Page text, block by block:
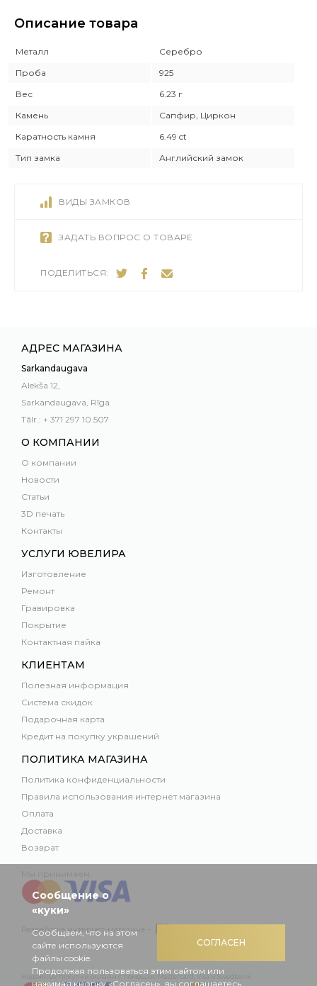
Описание товара
Металл
Серебро
Проба
925
Вес
6.23 г
Камень
Сапфир, Циркон
Каратность камня
6.49 ct
Тип замка
Английский замок
ВИДЫ ЗАМКОВ
ЗАДАТЬ ВОПРОС О ТОВАРЕ
ПОДЕЛИТЬСЯ:
АДРЕС МАГАЗИНА
Sarkandaugava
Alekša 12,
Sarkandaugava, Rīga
Tālr.: + 371 297 10 507
О КОМПАНИИ
О компании
Новости
Статьи
3D печать
Контакты
УСЛУГИ ЮВЕЛИРА
Изготовление
Ремонт
Гравировка
Покрытие
Контактная пайка
КЛИЕНТАМ
Полезная информация
Система скидок
Подарочная карта
Кредит на покупку украшений
ПОЛИТИКА МАГАЗИНА
Политика конфиденциальности
Правила использования интернет магазина
Оплата
Доставка
Возврат
Разработка интернет-магазина –
Надежные покупки онлайн с помощью Mastercard, Visa и Swedbank
СОГЛАСЕН
Сообщение о
«куки»
Сообщаем, что на этом
сайте используются
файлы cookie.
Продолжая пользоваться этим сайтом или
нажимая кнопку «Согласен», вы соглашаетесь